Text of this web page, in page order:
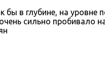
бы в глубине, на
сильно